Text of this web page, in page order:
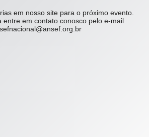
em nosso site para o próximo evento.
entre em contato conosco pelo e-mail